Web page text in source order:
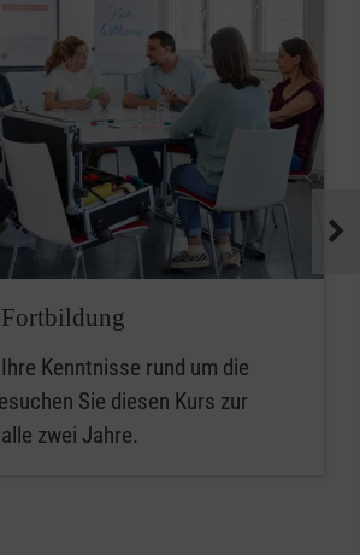
Kenntnisse rund um die
Sie diesen Kurs zur
zwei Jahre.